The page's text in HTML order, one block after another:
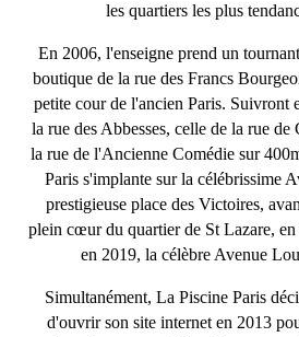
les quartiers les plus
En 2006, l'enseigne prend un
boutique de la rue des Francs
petite cour de l'ancien Paris. Suivront
la rue des Abbesses, celle de la rue
la rue de l'Ancienne Comédie sur
Paris s'implante sur la célébrissime
prestigieuse place des Victoires,
plein cœur du quartier de St Lazare,
en 2019, la célèbre Avenue
Simultanément, La Piscine Paris
d'ouvrir son site internet en 2013